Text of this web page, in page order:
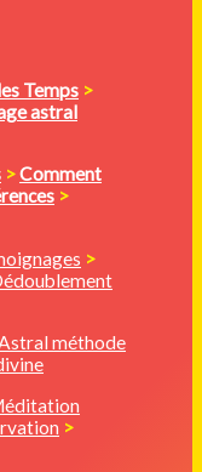
Temps >
astral
>Comment
>
>
méthode
>